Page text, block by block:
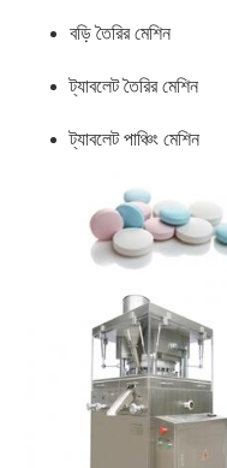
বড়ি তৈরির মেশিন
ট্যাবলেট তৈরির মেশিন
ট্যাবলেট পাঞ্চিং মেশিন